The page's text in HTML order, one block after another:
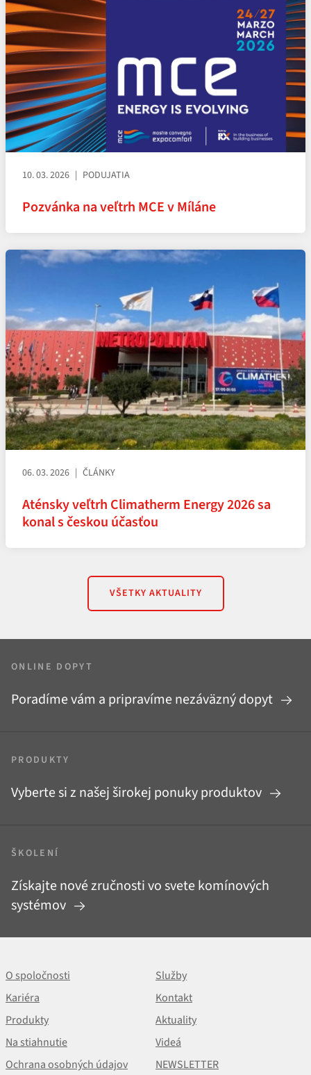
10. 03. 2026 PODUJATIA
Pozvánka na veľtrh MCE v Míláne
06. 03. 2026 ČLÁNKY
Aténsky veľtrh Climatherm Energy 2026 sa
konal s českou účasťou
VŠETKY AKTUALITY
ONLINE DOPYT
Poradíme vám a pripravíme nezáväzný dopyt
PRODUKTY
Vyberte si z našej širokej ponuky produktov
ŠKOLENÍ
Získajte nové zručnosti vo svete komínových
systémov
O spoločnosti
Služby
Kariéra
Kontakt
Produkty
Aktuality
Na stiahnutie
Videá
Ochrana osobných údajov
NEWSLETTER